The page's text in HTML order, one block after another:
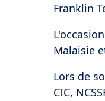
Franklin
Malaisie
Lors de
CIC,